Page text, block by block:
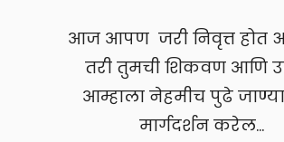
आज आपण जरी निवृत्त होत
तरी तुमची शिकवण आणि
आम्हाला नेहमीच पुढे
मार्गदर्शन करेल…